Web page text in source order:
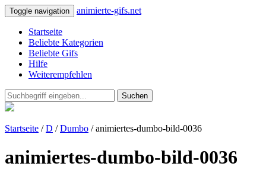
Toggle navigation animierte-gifs.net
Startseite
Beliebte Kategorien
Beliebte Gifs
Hilfe
Weiterempfehlen
Suchen
Startseite /D /Dumbo / animiertes-dumbo-bild-0036
animiertes-dumbo-bild-0036